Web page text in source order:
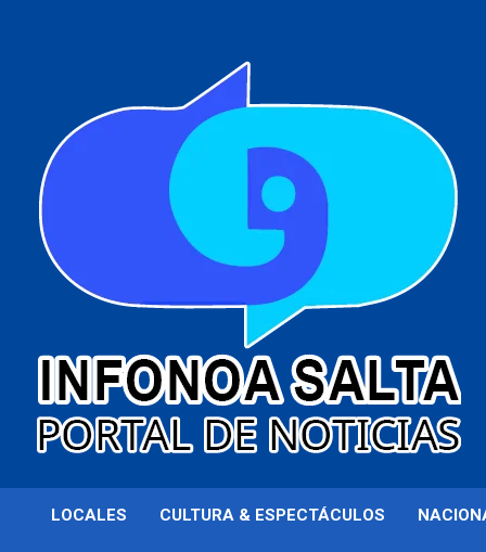
Infonoa Salta
LOCALES CULTURA & ESPECTÁCULOS